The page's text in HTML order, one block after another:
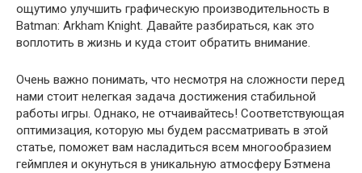
ощутимо улучшить графическую производительность в
Batman: Arkham Knight. Давайте разбираться, как это
воплотить в жизнь и куда стоит обратить внимание.
Очень важно понимать, что несмотря на сложности перед
нами стоит нелегкая задача достижения стабильной
работы игры. Однако, не отчаивайтесь! Соответствующая
оптимизация, которую мы будем рассматривать в этой
статье, поможет вам насладиться всем многообразием
геймплея и окунуться в уникальную атмосферу Бэтмена